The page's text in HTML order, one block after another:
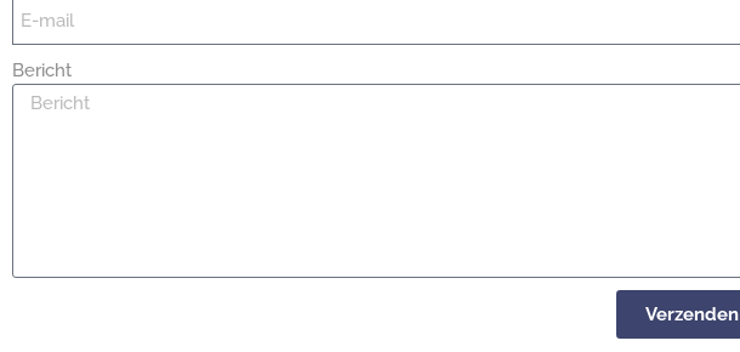
Bericht
Verzenden